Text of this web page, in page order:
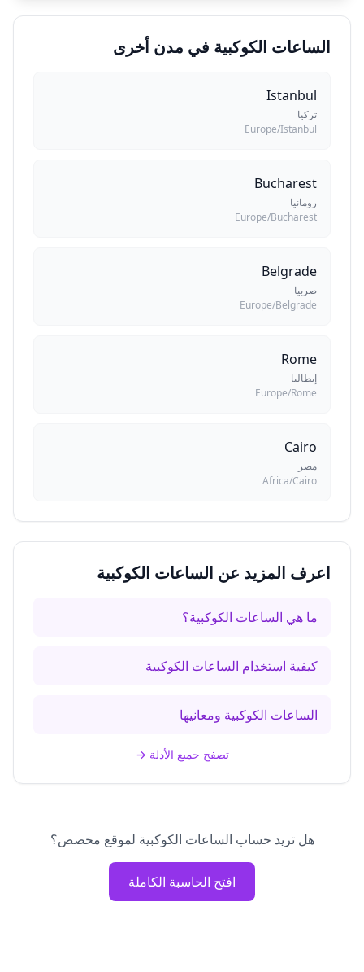
الساعات الكوكبية في مدن أخرى
Istanbul
تركيا
Europe/Istanbul
Bucharest
رومانيا
Europe/Bucharest
Belgrade
صربيا
Europe/Belgrade
Rome
إيطاليا
Europe/Rome
Cairo
مصر
Africa/Cairo
اعرف المزيد عن الساعات الكوكبية
ما هي الساعات الكوكبية؟
كيفية استخدام الساعات الكوكبية
الساعات الكوكبية ومعانيها
تصفح جميع الأدلة →
هل تريد حساب الساعات الكوكبية لموقع مخصص؟
افتح الحاسبة الكاملة